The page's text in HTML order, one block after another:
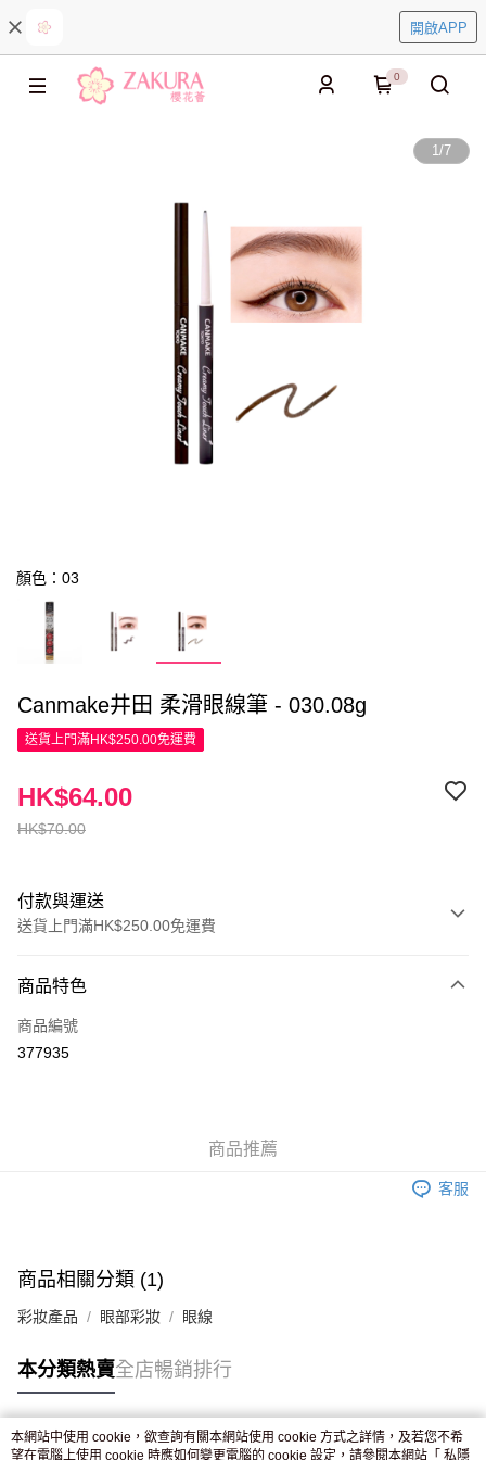
開啟APP
0
1/7
顏色：03
Canmake井田 柔滑眼線筆 - 030.08g
送貨上門滿HK$250.00免運費
HK$70.00
HK$64.00
付款與運送
送貨上門滿HK$250.00免運費
信用卡
Apple Pay
付款後門市自取，訂單確認後2-4個工作天到店，7天內取。逾期後
商品特色
商品編號
377935
商品推薦
客服
商品相關分類 (1)
彩妝產品 眼部彩妝 眼線
本分類熱賣全店暢銷排行
熱門標籤
本網站中使用 cookie，欲查詢有關本網站使用 cookie 方式之詳情，及若您不希
望在電腦上使用 cookie 時應如何變更電腦的 cookie 設定，請參閱本網站「 私隱